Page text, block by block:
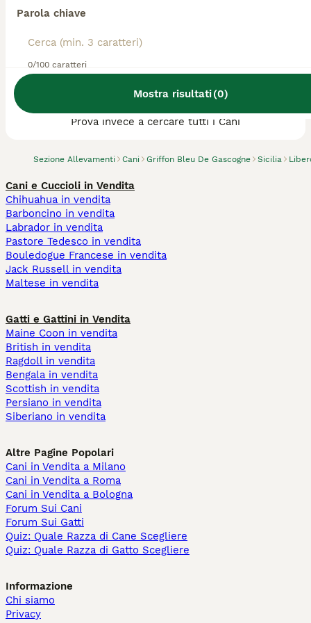
Parola chiave
0/100 caratteri
Mostra risultati(0)
Sezione Allevamenti Cani Griffon Bleu De Gascogne Sicilia
Abbiamo trovato 0 Allevamento di Griffon
Prova invece a cercare tutti i Cani
Cani e Cuccioli in Vendita
Chihuahua in vendita
Barboncino in vendita
Labrador in vendita
Pastore Tedesco in vendita
Bouledogue Francese in vendita
Jack Russell in vendita
Maltese in vendita
Gatti e Gattini in Vendita
Maine Coon in vendita
British in vendita
Ragdoll in vendita
Bengala in vendita
Scottish in vendita
Persiano in vendita
Siberiano in vendita
Altre Pagine Popolari
Cani in Vendita a Milano
Cani in Vendita a Roma
Cani in Vendita a Bologna
Forum Sui Cani
Forum Sui Gatti
Quiz: Quale Razza di Cane Scegliere
Quiz: Quale Razza di Gatto Scegliere
Informazione
Chi siamo
Privacy